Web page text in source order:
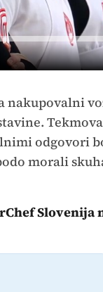
odgovori
morali
Slovenija